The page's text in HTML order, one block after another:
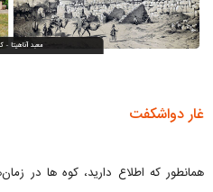
غار دواشکفت
همانطور که اطلاع دارید، کوه ها در